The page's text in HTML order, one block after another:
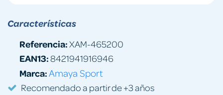
Características
Referencia:XAM-465200
EAN13:8421941916946
Marca: Amaya Sport
Recomendado a partir de +3 años